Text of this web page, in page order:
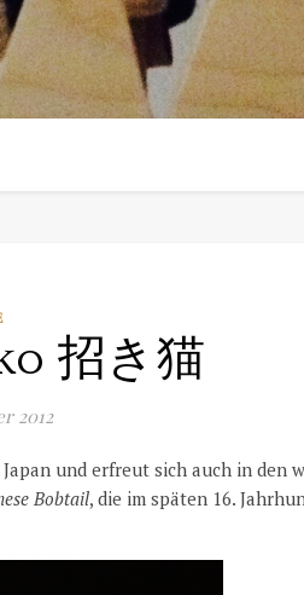
招き猫
2012
und erfreut sich auch in den
Bobtail, die im späten 16.